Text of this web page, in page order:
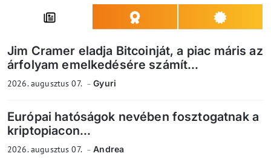
Jim Cramer eladja Bitcoinját, a piac máris az
árfolyam emelkedésére számít...
2026. augusztus 07. Gyuri
Európai hatóságok nevében fosztogatnak a
kriptopiacon...
2026. augusztus 07. Andrea